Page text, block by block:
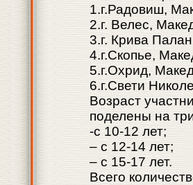
1.г.Радовиш,
2.г. Велес,
3.г. Крива
4.г.Скопье,
5.г.Охрид,
6.г.Свети
Возраст
поделены на
-с 10-12 лет;
– с 12-14 лет;
– с 15-17 лет.
Всего